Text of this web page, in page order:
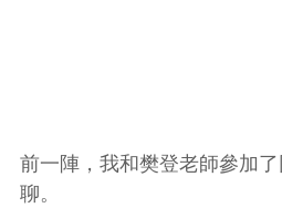
前一陣，我和樊登老師參加
聊。